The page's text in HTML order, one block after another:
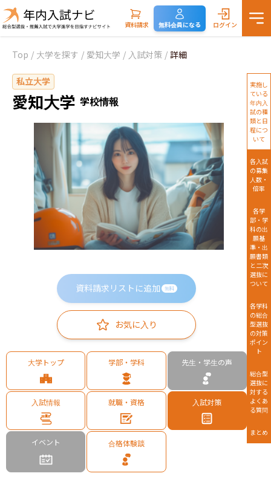
資料請求 無料会員になる ログイン
Top / 大学を探す / 愛知大学 / 入試対策 / 詳細
私立大学
愛知大学 学校情報
資料請求リストに追加 無料
お気に入り
大学トップ 学部・学科 先生・学生の声
入試情報 就職・資格 入試対策
イベント 合格体験談
実施し
ている
年内入
試の種
類と日
程につ
いて
各入試
の募集
人数・
倍率
各学
部・学
科の出
願基
準・出
願書類
と二次
選抜に
ついて
各学科
の総合
型選抜
の対策
ポイン
ト
総合型
選抜に
対する
よくあ
る質問
まとめ